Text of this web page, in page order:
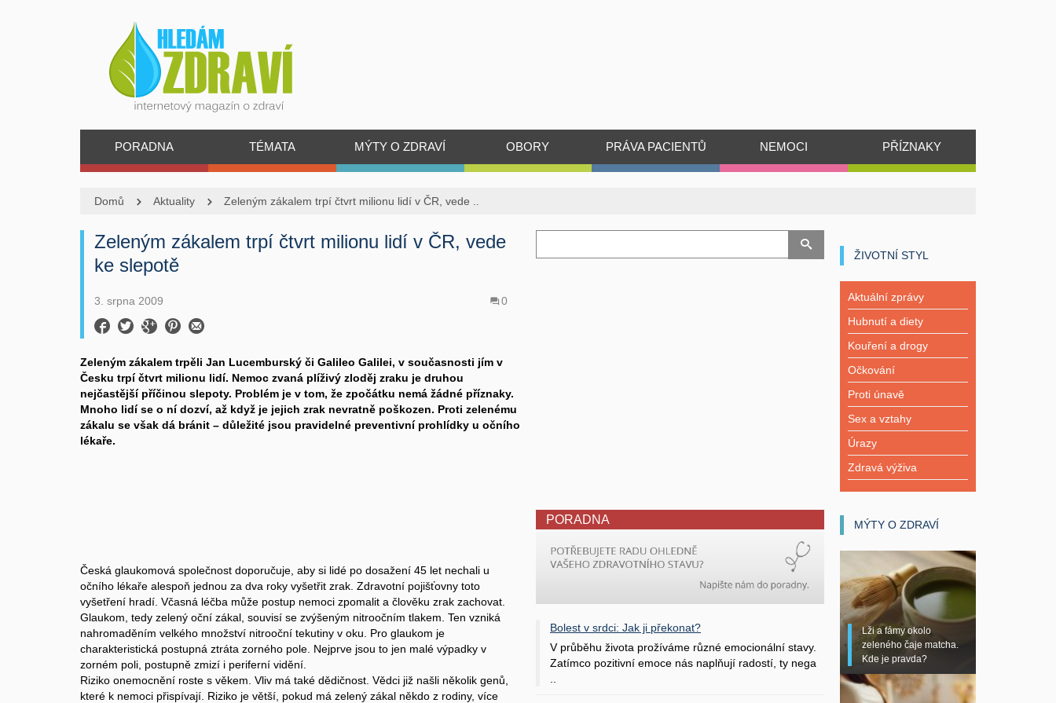
PORADNA TÉMATA MÝTY O ZDRAVÍ OBORY PRÁVA PACIENTŮ NEMOCI PŘÍZNAKY
Domů Aktuality Zeleným zákalem trpí čtvrt milionu lidí v ČR, vede ..
Zeleným zákalem trpí čtvrt milionu lidí v ČR, vede
ke slepotě
3. srpna 2009 0
Zeleným zákalem trpěli Jan Lucemburský či Galileo Galilei, v současnosti jím v
Česku trpí čtvrt milionu lidí. Nemoc zvaná plíživý zloděj zraku je druhou
nejčastější příčinou slepoty. Problém je v tom, že zpočátku nemá žádné příznaky.
Mnoho lidí se o ní dozví, až když je jejich zrak nevratně poškozen. Proti zelenému
zákalu se však dá bránit – důležité jsou pravidelné preventivní prohlídky u očního
lékaře.
Česká glaukomová společnost doporučuje, aby si lidé po dosažení 45 let nechali u
očního lékaře alespoň jednou za dva roky vyšetřit zrak. Zdravotní pojišťovny toto
vyšetření hradí. Včasná léčba může postup nemoci zpomalit a člověku zrak zachovat.
Glaukom, tedy zelený oční zákal, souvisí se zvýšeným nitroočním tlakem. Ten vzniká
nahromaděním velkého množství nitrooční tekutiny v oku. Pro glaukom je
charakteristická postupná ztráta zorného pole. Nejprve jsou to jen malé výpadky v
zorném poli, postupně zmizí i periferní vidění.
Riziko onemocnění roste s věkem. Vliv má také dědičnost. Vědci již našli několik genů,
které k nemoci přispívají. Riziko je větší, pokud má zelený zákal někdo z rodiny, více
PORADNA
Bolest v srdci: Jak ji překonat?
V průběhu života prožíváme různé emocionální stavy.
Zatímco pozitivní emoce nás naplňují radostí, ty nega
ŽIVOTNÍ STYL
Aktuální zprávy
Hubnutí a diety
Kouření a drogy
Očkování
Proti únavě
Sex a vztahy
Úrazy
Zdravá výživa
MÝTY O ZDRAVÍ
Lži a fámy okolo
zeleného čaje matcha.
Kde je pravda?